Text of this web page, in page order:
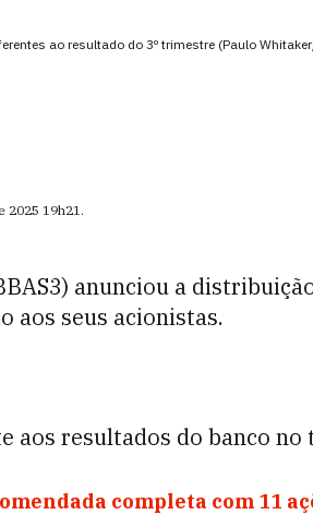
ao resultado do 3º trimestre (Paulo
2025 19h21.
anunciou a
aos seus acionistas.
aos resultados do banco
completa com 11